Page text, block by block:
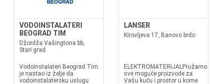
VODOINSTALATERI
BEOGRAD TIM
Džordža Vašingtona bb,
Stari grad
Vodoinstalateri Beograd Tim
je nastao iz želje da
vodoinstalatersku uslugu
LANSER
Kirovljeva 17, Banovo brdo
ELEKTROMATERIJALPružamo
sve moguće proizvode za
Vašu kuću i prostor u kome